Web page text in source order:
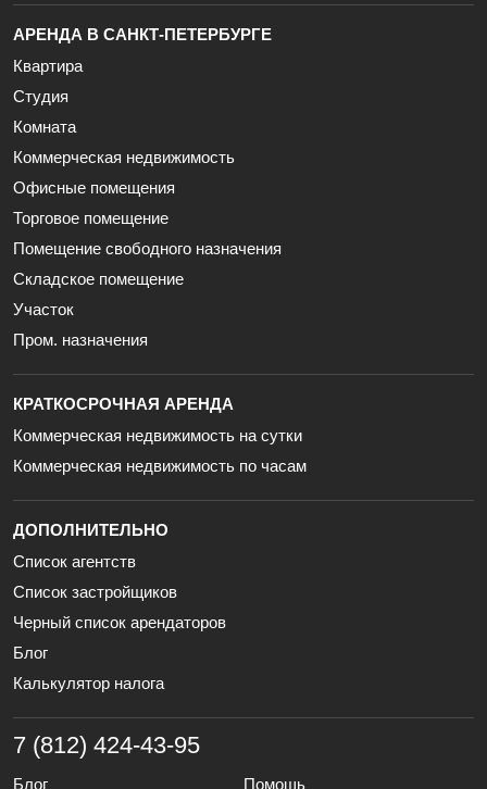
АРЕНДА В САНКТ-ПЕТЕРБУРГЕ
Квартира
Студия
Комната
Коммерческая недвижимость
Офисные помещения
Торговое помещение
Помещение свободного назначения
Складское помещение
Участок
Пром. назначения
КРАТКОСРОЧНАЯ АРЕНДА
Коммерческая недвижимость на сутки
Коммерческая недвижимость по часам
ДОПОЛНИТЕЛЬНО
Список агентств
Список застройщиков
Черный список арендаторов
Блог
Калькулятор налога
7 (812) 424-43-95
Блог Помощь